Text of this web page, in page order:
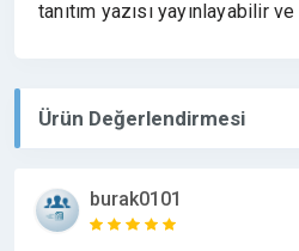
tanıtım yazısı yayınlayabilir
Ürün Değerlendirmesi
burak0101